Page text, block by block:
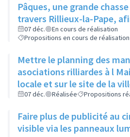
Pâques, une grande
travers Rillieux-la-Pape,
connaître différents
07 déc.
En cours de réalisation
Propositions en cours de réalisation
Mettre le planning des
asociations rilliardes à l
locale et sur le site de la
07 déc. Réalisée Propositions
Faire plus de publicité au
visible via les panneaux